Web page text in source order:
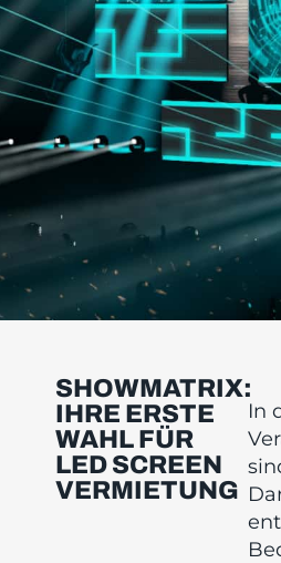
SHOWMATRIX:
IHRE ERSTE
WAHL FÜR
LED SCREEN
VERMIETUNG
In